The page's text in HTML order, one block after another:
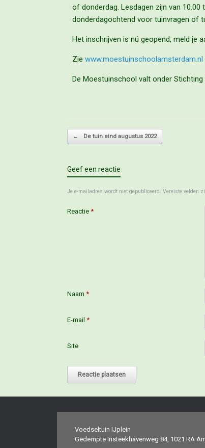
of donderdag. Lesdagen zijn van
donderdagochtend voor tuinvragen of
Het inschrijven is nú geopend, meld je
Zie www.moestuinschoolamsterdam.nl
De Moestuinschool valt onder Stichting
Bericht navigatie
← De tuin eind augustus 2022
Geef een reactie
Je e-mailadres wordt niet gepubliceerd. Vereiste velden
Reactie *
Naam *
E-mail *
Site
Voedseltuin IJplein
Gedempte Insteekhavenweg 84, 1021 RA